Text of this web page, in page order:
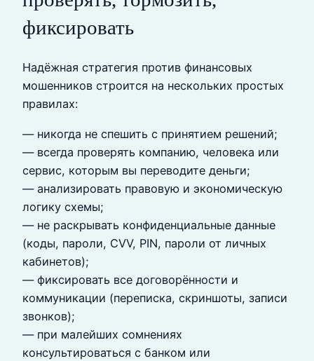
фиксировать
Надёжная стратегия против финансовых
мошенников строится на нескольких простых
правилах:
— никогда не спешить с принятием решений;
— всегда проверять компанию, человека или
сервис, которым вы переводите деньги;
— анализировать правовую и экономическую
логику схемы;
— не раскрывать конфиденциальные данные
(коды, пароли, CVV, PIN, пароли от личных
кабинетов);
— фиксировать все договорённости и
коммуникации (переписка, скриншоты, записи
звонков);
— при малейших сомнениях
консультироваться с банком или